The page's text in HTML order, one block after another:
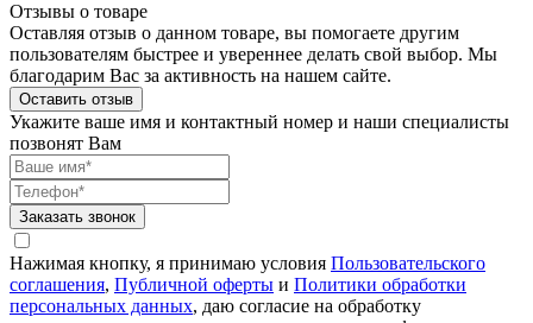
Отзывы о товаре
Оставляя отзыв о данном товаре, вы помогаете другим
пользователям быстрее и увереннее делать свой выбор. Мы
благодарим Вас за активность на нашем сайте.
Оставить отзыв
Укажите ваше имя и контактный номер и наши специалисты
позвонят Вам
Заказать звонок
Нажимая кнопку, я принимаю условия Пользовательского
соглашения, Публичной оферты и Политики обработки
персональных данных, даю согласие на обработку